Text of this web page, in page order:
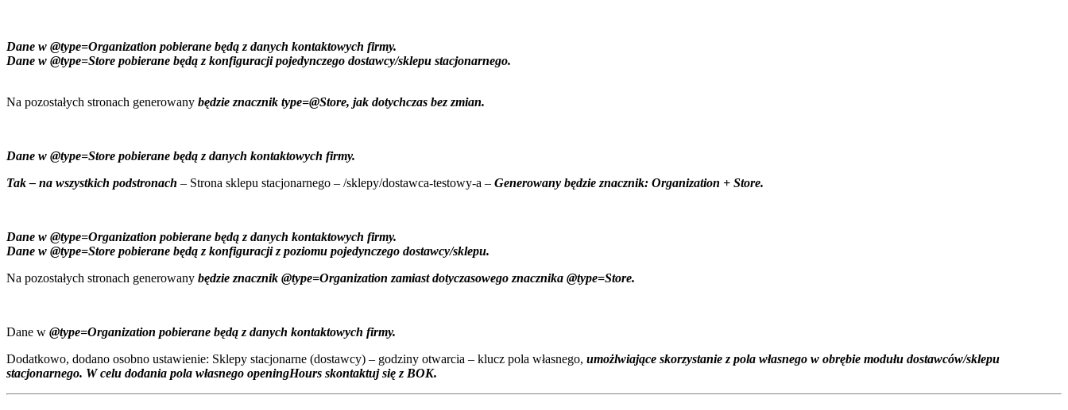
Dane w @type=Organization pobierane będą z danych kontaktowych firmy.
Dane w @type=Store pobierane będą z konfiguracji pojedynczego dostawcy/sklepu stacjonarnego.
Na pozostałych stronach generowany będzie znacznik type=@Store, jak dotychczas bez zmian.
Dane w @type=Store pobierane będą z danych kontaktowych firmy.
Tak – na wszystkich podstronach – Strona sklepu stacjonarnego – /sklepy/dostawca-testowy-a – Generowany będzie znacznik: Organization + Store.
Dane w @type=Organization pobierane będą z danych kontaktowych firmy.
Dane w @type=Store pobierane będą z konfiguracji z poziomu pojedynczego dostawcy/sklepu.
Na pozostałych stronach generowany będzie znacznik @type=Organization zamiast dotyczasowego znacznika @type=Store.
Dane w @type=Organization pobierane będą z danych kontaktowych firmy.
Dodatkowo, dodano osobno ustawienie: Sklepy stacjonarne (dostawcy) – godziny otwarcia – klucz pola własnego, umożlwiające skorzystanie z pola własnego w obrębie modułu dostawców/sklepu
stacjonarnego. W celu dodania pola własnego openingHours skontaktuj się z BOK.